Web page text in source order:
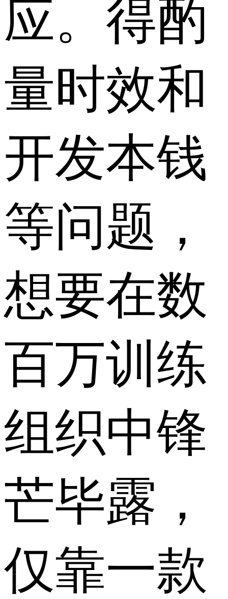
应。得酌
量时效和
开发本钱
等问题，
想要在数
百万训练
组织中锋
芒毕露，
仅靠一款